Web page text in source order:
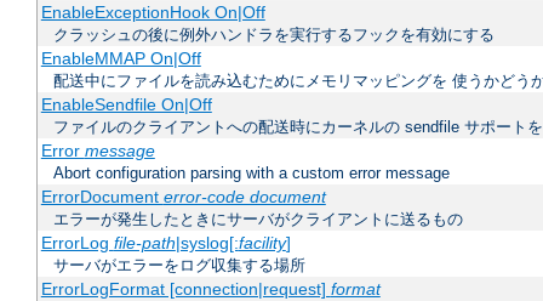
EnableExceptionHook On|Off
クラッシュの後に例外ハンドラを実行するフックを有効にする
EnableMMAP On|Off
配送中にファイルを読み込むためにメモリマッピングを 使うかどう
EnableSendfile On|Off
ファイルのクライアントへの配送時にカーネルの sendfile サポート
Error message
Abort configuration parsing with a custom error message
ErrorDocument error-code document
エラーが発生したときにサーバがクライアントに送るもの
ErrorLog file-path|syslog[:facility]
サーバがエラーをログ収集する場所
ErrorLogFormat [connection|request] format